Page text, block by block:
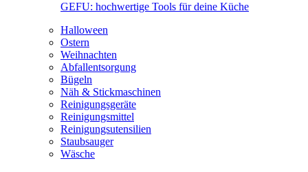
GEFU: hochwertige Tools für deine Küche
Halloween
Ostern
Weihnachten
Abfallentsorgung
Bügeln
Näh & Stickmaschinen
Reinigungsgeräte
Reinigungsmittel
Reinigungsutensilien
Staubsauger
Wäsche